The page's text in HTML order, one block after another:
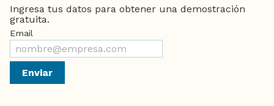
Ingresa tus datos para obtener una demostración
gratuita.
Email
Enviar